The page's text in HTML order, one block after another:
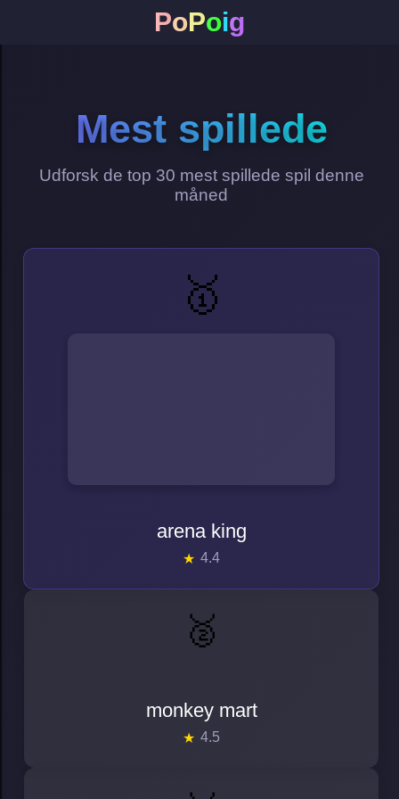
PoPoig
Mest spillede
Udforsk de top 30 mest spillede spil denne
måned
🥇
arena king
4.4
🥈
monkey mart
4.5